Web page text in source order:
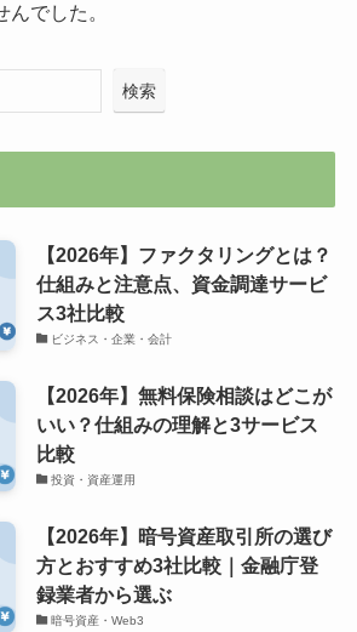
でした。
検索
【2026年】ファクタリングとは？
仕組みと注意点、資金調達サービ
ス3社比較
ビジネス・企業・会計
【2026年】無料保険相談はどこが
いい？仕組みの理解と3サービス
比較
投資・資産運用
【2026年】暗号資産取引所の選び
方とおすすめ3社比較｜金融庁登
録業者から選ぶ
暗号資産・Web3